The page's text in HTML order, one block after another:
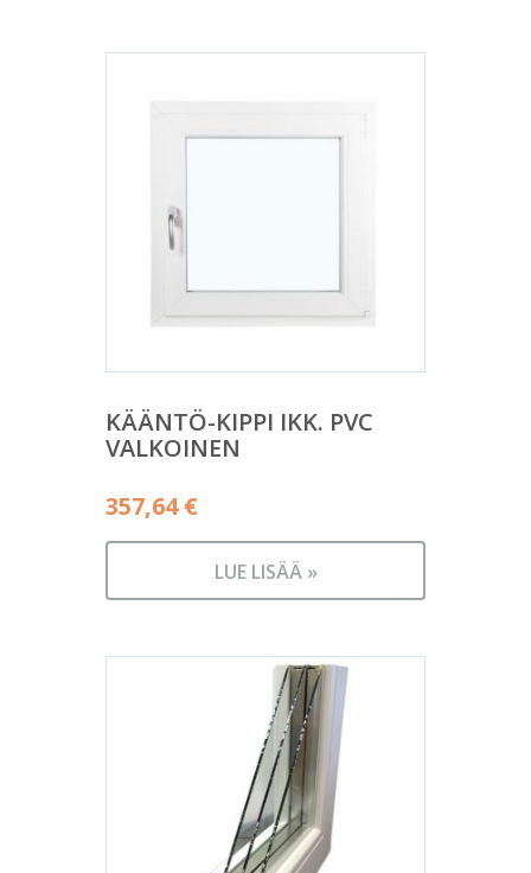
KÄÄNTÖ-KIPPI IKK. PVC
VALKOINEN
357,64€
LUE LISÄÄ »